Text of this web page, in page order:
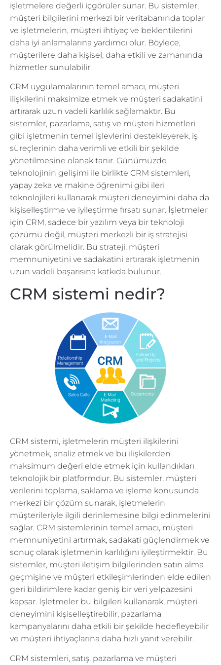
işletmelere değerli içgörüler sunar. Bu sistemler,
müşteri bilgilerini merkezi bir veritabanında toplar
ve işletmelerin, müşteri ihtiyaç ve beklentilerini
daha iyi anlamalarına yardımcı olur. Böylece,
müşterilere daha kişisel, daha etkili ve zamanında
hizmetler sunulabilir.
CRM uygulamalarının temel amacı, müşteri
ilişkilerini maksimize etmek ve müşteri sadakatini
artırarak uzun vadeli karlılık sağlamaktır. Bu
sistemler, pazarlama, satış ve müşteri hizmetleri
gibi işletmenin temel işlevlerini destekleyerek, iş
süreçlerinin daha verimli ve etkili bir şekilde
yönetilmesine olanak tanır. Günümüzde
teknolojinin gelişimi ile birlikte CRM sistemleri,
yapay zeka ve makine öğrenimi gibi ileri
teknolojileri kullanarak müşteri deneyimini daha da
kişiselleştirme ve iyileştirme fırsatı sunar. İşletmeler
için CRM, sadece bir yazılım veya bir teknoloji
çözümü değil, müşteri merkezli bir iş stratejisi
olarak görülmelidir. Bu strateji, müşteri
memnuniyetini ve sadakatini artırarak işletmenin
uzun vadeli başarısına katkıda bulunur.
CRM sistemi nedir?
CRM sistemi, işletmelerin müşteri ilişkilerini
yönetmek, analiz etmek ve bu ilişkilerden
maksimum değeri elde etmek için kullandıkları
teknolojik bir platformdur. Bu sistemler, müşteri
verilerini toplama, saklama ve işleme konusunda
merkezi bir çözüm sunarak, işletmelerin
müşterileriyle ilgili derinlemesine bilgi edinmelerini
sağlar. CRM sistemlerinin temel amacı, müşteri
memnuniyetini artırmak, sadakati güçlendirmek ve
sonuç olarak işletmenin karlılığını iyileştirmektir. Bu
sistemler, müşteri iletişim bilgilerinden satın alma
geçmişine ve müşteri etkileşimlerinden elde edilen
geri bildirimlere kadar geniş bir veri yelpazesini
kapsar. İşletmeler bu bilgileri kullanarak, müşteri
deneyimini kişiselleştirebilir, pazarlama
kampanyalarını daha etkili bir şekilde hedefleyebilir
ve müşteri ihtiyaçlarına daha hızlı yanıt verebilir.
CRM sistemleri, satış, pazarlama ve müşteri